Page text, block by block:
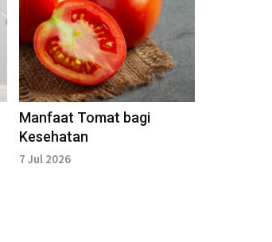
Manfaat Tomat bagi
Kesehatan
7 Jul 2026